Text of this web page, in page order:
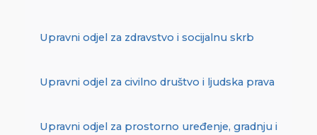
Upravni odjel za zdravstvo i socijalnu skrb
Upravni odjel za civilno društvo i ljudska prava
Upravni odjel za prostorno uređenje, gradnju i